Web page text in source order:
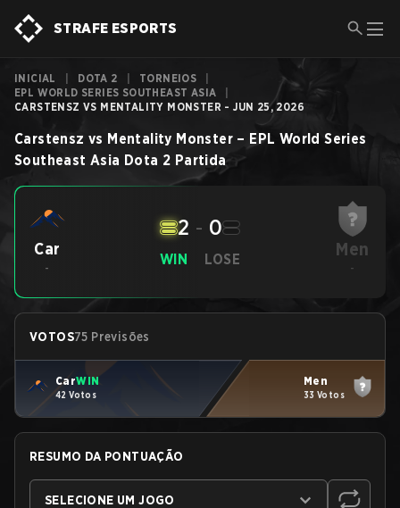
STRAFE ESPORTS
INICIAL DOTA 2 TORNEIOS
EPL WORLD SERIES SOUTHEAST ASIA
CARSTENSZ VS MENTALITY MONSTER - JUN 25, 2026
Carstensz vs Mentality Monster – EPL World Series
Southeast Asia Dota 2 Partida
Car
-
WIN
2 - 0
LOSE Men
-
VOTOS75 Previsões
CarWIN
42 Votos
Men
33 Votos
RESUMO DA PONTUAÇÃO
SELECIONE UM JOGO